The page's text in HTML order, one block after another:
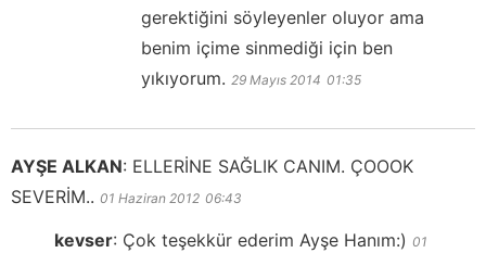
gerektiğini söyleyenler oluyor ama
benim içime sinmediği için ben
yıkıyorum. 29 Mayıs 2014 01:35
AYŞE ALKAN: ELLERİNE SAĞLIK CANIM. ÇOOOK
SEVERİM.. 01 Haziran 2012 06:43
kevser: Çok teşekkür ederim Ayşe Hanım:) 01